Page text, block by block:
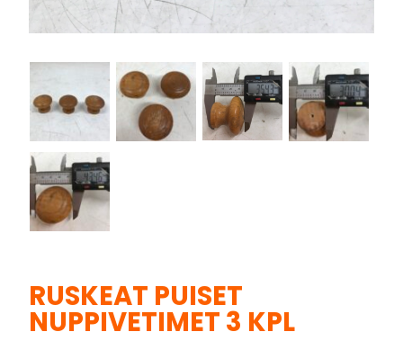
RUSKEAT PUISET
NUPPIVETIMET 3 KPL